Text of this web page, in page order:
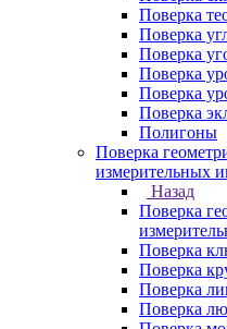
Поверка
Поверка
Поверка
Поверка
Поверка
Поверка
Полигоны
Поверка
измерительных
Назад
Поверка
Поверка
Поверка
Поверка
Поверка